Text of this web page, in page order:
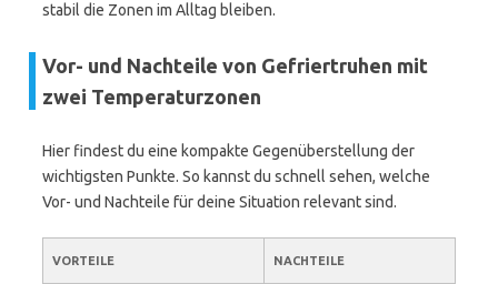
stabil die Zonen im Alltag bleiben.
Vor- und Nachteile von Gefriertruhen mit
zwei Temperaturzonen
Hier findest du eine kompakte Gegenüberstellung der
wichtigsten Punkte. So kannst du schnell sehen, welche
Vor- und Nachteile für deine Situation relevant sind.
VORTEILE NACHTEILE